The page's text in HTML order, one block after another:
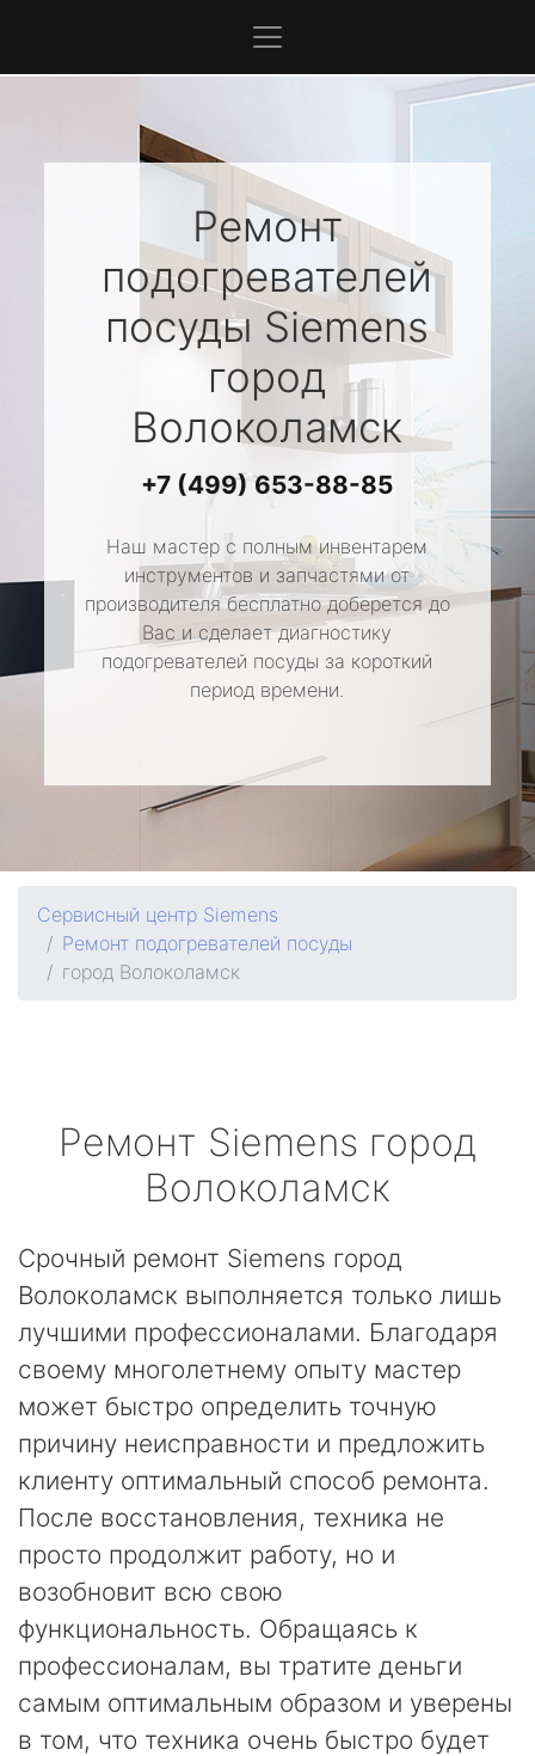
Ремонт
подогревателей
посуды Siemens
город
Волоколамск
+7 (499) 653-88-85
Наш мастер с полным инвентарем
инструментов и запчастями от
производителя бесплатно доберется до
Вас и сделает диагностику
подогревателей посуды за короткий
период времени.
Сервисный центр Siemens
Ремонт подогревателей посуды
город Волоколамск
Ремонт Siemens город
Волоколамск
Срочный ремонт Siemens город
Волоколамск выполняется только лишь
лучшими профессионалами. Благодаря
своему многолетнему опыту мастер
может быстро определить точную
причину неисправности и предложить
клиенту оптимальный способ ремонта.
После восстановления, техника не
просто продолжит работу, но и
возобновит всю свою
функциональность. Обращаясь к
профессионалам, вы тратите деньги
самым оптимальным образом и уверены
в том, что техника очень быстро будет